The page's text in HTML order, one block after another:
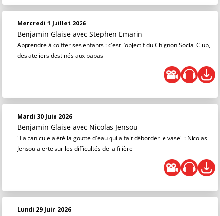
Mercredi 1 Juillet 2026
Benjamin Glaise avec Stephen Emarin
Apprendre à coiffer ses enfants : c'est l’objectif du Chignon Social Club,
des ateliers destinés aux papas
Mardi 30 Juin 2026
Benjamin Glaise avec Nicolas Jensou
"La canicule a été la goutte d'eau qui a fait déborder le vase" : Nicolas
Jensou alerte sur les difficultés de la filière
Lundi 29 Juin 2026